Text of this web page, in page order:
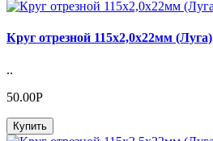
Круг отрезной 115х2,0х22мм (Луга)
..
50.00Р
Купить